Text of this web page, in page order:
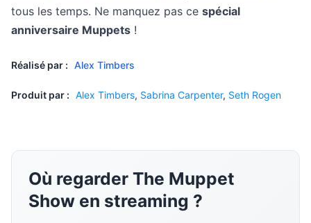
tous les temps. Ne manquez pas ce spécial
anniversaire Muppets !
Réalisé par : Alex Timbers
Produit par : Alex Timbers, Sabrina Carpenter, Seth Rogen
Où regarder The Muppet
Show en streaming ?